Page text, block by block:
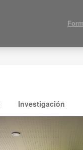
Investigación